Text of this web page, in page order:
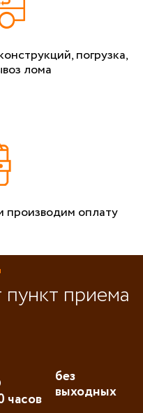
погрузка,
лома
производим оплату
приема
часов
без
выходных